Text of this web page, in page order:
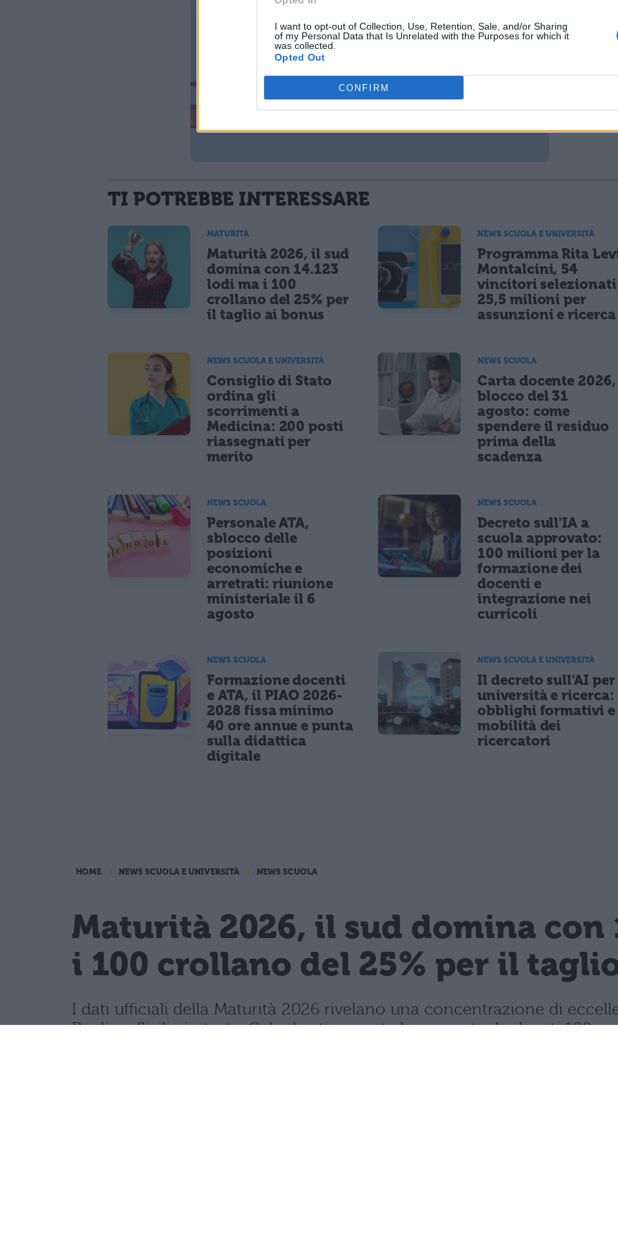
I want to opt-out of Collection, Use, Retention, Sale, and/or Sharing
of my Personal Data that Is Unrelated with the Purposes for which it
was collected.
Opted Out
CONFIRM
TI POTREBBE INTERESSARE
MATURITÀ
Maturità 2026, il sud
domina con 14.123
lodi ma i 100
crollano del 25% per
il taglio ai bonus
NEWS SCUOLA E UNIVERSITÀ
Programma Rita
Montalcini, 54
vincitori
25,5 milioni per
assunzioni e ricerca
NEWS SCUOLA E UNIVERSITÀ
Consiglio di Stato
ordina gli
scorrimenti a
Medicina: 200 posti
riassegnati per
merito
NEWS SCUOLA
Carta docente 2026,
blocco del 31
agosto: come
spendere il residuo
prima della
scadenza
NEWS SCUOLA
Personale ATA,
sblocco delle
posizioni
economiche e
arretrati: riunione
ministeriale il 6
agosto
NEWS SCUOLA
Decreto sull'IA a
scuola approvato:
100 milioni per la
formazione dei
docenti e
integrazione nei
curricoli
NEWS SCUOLA
Formazione docenti
e ATA, il PIAO 2026-
2028 fissa minimo
40 ore annue e punta
sulla didattica
digitale
NEWS SCUOLA E UNIVERSITÀ
Il decreto sull'AI per
università e ricerca:
obblighi formativi e
mobilità dei
ricercatori
HOME NEWS SCUOLA E UNIVERSITÀ NEWS SCUOLA
Maturità 2026, il sud domina con
i 100 crollano del 25% per il
I dati ufficiali della Maturità 2026 rivelano una concentrazione di
Puglia e Sicilia in testa. Cala drasticamente la percentuale di voti 100.